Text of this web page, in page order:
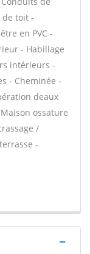
de toit -
en PVC -
- Habillage
intérieurs -
- Cheminée -
deaux
ossature
/
-